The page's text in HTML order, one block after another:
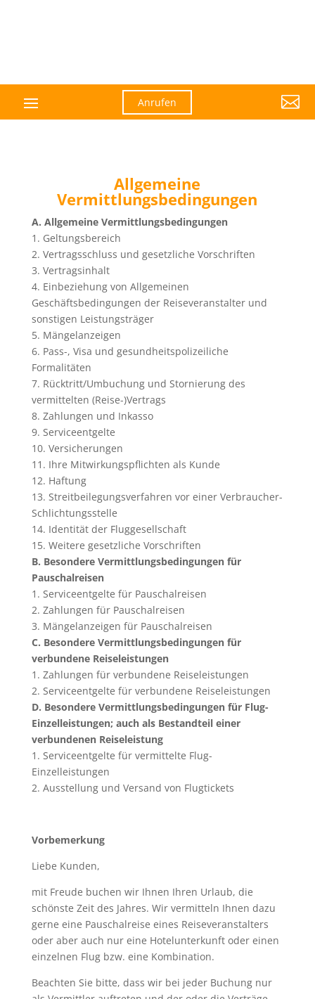
Anrufen 
Allgemeine
Vermittlungsbedingungen
A. Allgemeine Vermittlungsbedingungen
1. Geltungsbereich
2. Vertragsschluss und gesetzliche Vorschriften
3. Vertragsinhalt
4. Einbeziehung von Allgemeinen
Geschäftsbedingungen der Reiseveranstalter und
sonstigen Leistungsträger
5. Mängelanzeigen
6. Pass-, Visa und gesundheitspolizeiliche
Formalitäten
7. Rücktritt/Umbuchung und Stornierung des
vermittelten (Reise-)Vertrags
8. Zahlungen und Inkasso
9. Serviceentgelte
10. Versicherungen
11. Ihre Mitwirkungspflichten als Kunde
12. Haftung
13. Streitbeilegungsverfahren vor einer Verbraucher-
Schlichtungsstelle
14. Identität der Fluggesellschaft
15. Weitere gesetzliche Vorschriften
B. Besondere Vermittlungsbedingungen für
Pauschalreisen
1. Serviceentgelte für Pauschalreisen
2. Zahlungen für Pauschalreisen
3. Mängelanzeigen für Pauschalreisen
C. Besondere Vermittlungsbedingungen für
verbundene Reiseleistungen
1. Zahlungen für verbundene Reiseleistungen
2. Serviceentgelte für verbundene Reiseleistungen
D. Besondere Vermittlungsbedingungen für Flug-
Einzelleistungen; auch als Bestandteil einer
verbundenen Reiseleistung
1. Serviceentgelte für vermittelte Flug-
Einzelleistungen
2. Ausstellung und Versand von Flugtickets
Vorbemerkung
Liebe Kunden,
mit Freude buchen wir Ihnen Ihren Urlaub, die
schönste Zeit des Jahres. Wir vermitteln Ihnen dazu
gerne eine Pauschalreise eines Reiseveranstalters
oder aber auch nur eine Hotelunterkunft oder einen
einzelnen Flug bzw. eine Kombination.
Beachten Sie bitte, dass wir bei jeder Buchung nur